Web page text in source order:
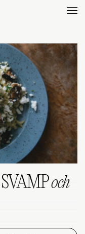
SVAMPoch